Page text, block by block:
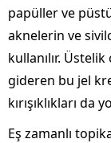
papüller ve
aknelerin ve
kullanılır.
gideren bu jel
kırışıklıkları da
Eş zamanlı